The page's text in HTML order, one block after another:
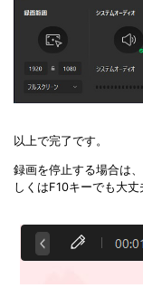
以上で完了です。
録画を停止する場合は
しくはF10キーでも大丈